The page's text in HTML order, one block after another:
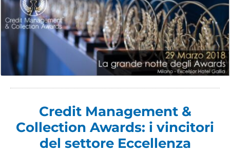
Credit Management &
Collection Awards: i vincitori
del settore Eccellenza